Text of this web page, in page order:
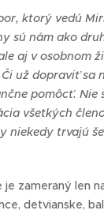
ktorý vedú
sú nám ako
aj v osobnom
už dopraviť sa
pomôcť. Nie
všetkých
niekedy trvajú
je zameraný len
detvianske,